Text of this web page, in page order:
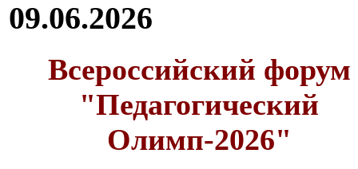
09.06.2026
Всероссийский форум
"Педагогический
Олимп-2026"